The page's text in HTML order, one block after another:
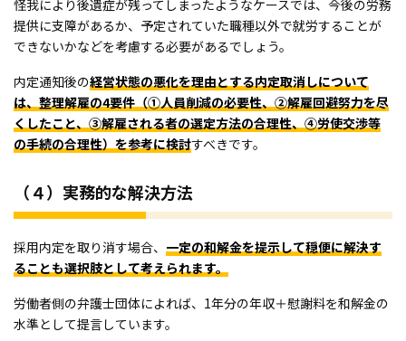
怪我により後遺症が残ってしまったようなケースでは、今後の労務
提供に支障があるか、予定されていた職種以外で就労することが
できないかなどを考慮する必要があるでしょう。
内定通知後の経営状態の悪化を理由とする内定取消しについて
は、整理解雇の4要件（①人員削減の必要性、②解雇回避努力を尽
くしたこと、③解雇される者の選定方法の合理性、④労使交渉等
の手続の合理性）を参考に検討すべきです。
（４）実務的な解決方法
採用内定を取り消す場合、 一定の和解金を提示して穏便に解決す
ることも選択肢として考えられます。
労働者側の弁護士団体によれば、1年分の年収＋慰謝料を和解金の
水準として提言しています。